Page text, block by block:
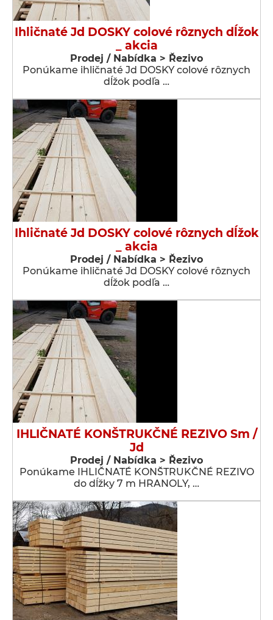
Ihličnaté Jd DOSKY colové rôznych dĺžok
_ akcia
Prodej / Nabídka > Řezivo
Ponúkame ihličnaté Jd DOSKY colové rôznych
dĺžok podľa …
Ihličnaté Jd DOSKY colové rôznych dĺžok
_ akcia
Prodej / Nabídka > Řezivo
Ponúkame ihličnaté Jd DOSKY colové rôznych
dĺžok podľa …
IHLIČNATÉ KONŠTRUKČNÉ REZIVO Sm /
Jd
Prodej / Nabídka > Řezivo
Ponúkame IHLIČNATÉ KONŠTRUKČNÉ REZIVO
do dĺžky 7 m HRANOLY, …